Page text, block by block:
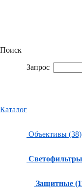
Поиск
Запрос
Каталог
Объективы (38)
Защитные